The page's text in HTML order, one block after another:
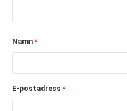
Namn *
E-postadress *